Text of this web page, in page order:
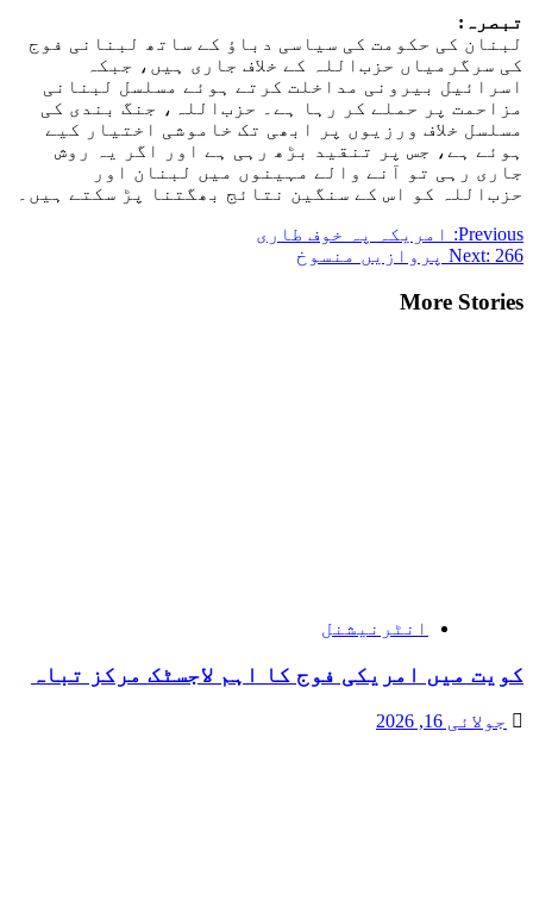
تبصرہ:
لبنان کی حکومت کی سیاسی دباؤ کے ساتھ لبنانی فوج
کی سرگرمیاں حزب‌اللہ کے خلاف جاری ہیں، جبکہ
اسرائیل بیرونی مداخلت کرتے ہوئے مسلسل لبنانی
مزاحمت پر حملے کر رہا ہے۔ حزب‌اللہ، جنگ بندی کی
مسلسل خلاف ورزیوں پر ابھی تک خاموشی اختیار کیے
ہوئے ہے، جس پر تنقید بڑھ رہی ہے اور اگر یہ روش
جاری رہی تو آنے والے مہینوں میں لبنان اور
حزب‌اللہ کو اس کے سنگین نتائج بھگتنا پڑ سکتے ہیں۔
Post
navigation
Previous:
امریکہ پہ خوف طاری
Next: 266 پروازیں منسوخ
More Stories
انٹرنیشنل
کویت میں امریکی فوج کا اہم لاجسٹک مرکز تباہ
جولائی 16, 2026